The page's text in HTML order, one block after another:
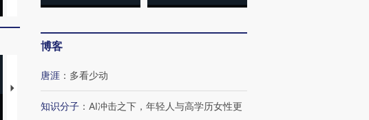
要防空导弹“救急”
13人遇难
【推广】走进第四届链博
会，让数智科技“链”接产
【特别呈现】寻找100种
有意思的生活方式·第三对
【商旅对话】华住集团
CFO：不靠规模取胜，华
住三大增长引擎是什么？
博客
唐涯 ： 多看少动
知识分子 ： AI冲击之下，年轻人与高学历女性更